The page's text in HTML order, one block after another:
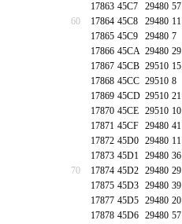
17863 45C7 29480 57
60
17864 45C8 29480 11
17865 45C9 29480 7
17866 45CA 29480 29
17867 45CB 29510 15
17868 45CC 29510 8
17869 45CD 29510 21
17870 45CE 29510 10
17871 45CF 29480 41
17872 45D0 29480 11
17873 45D1 29480 36
70
17874 45D2 29480 29
17875 45D3 29480 39
17877 45D5 29480 20
17878 45D6 29480 57